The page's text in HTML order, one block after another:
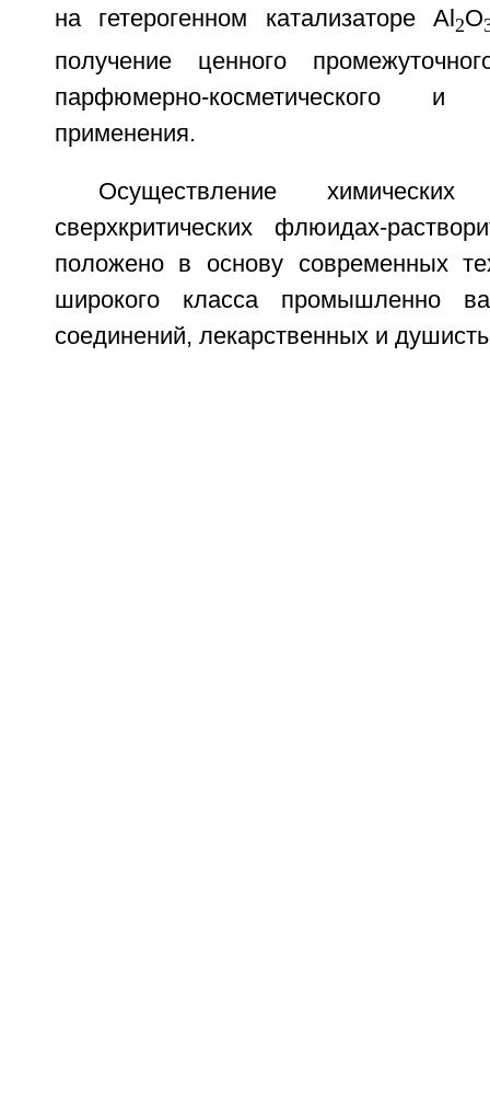
на гетерогенном катализаторе Al 2O
получение ценного
парфюмерно-косметического и
применения.
Осуществление
сверхкритических флюидах-
положено в основу современных
широкого класса промышленно
соединений, лекарственных и